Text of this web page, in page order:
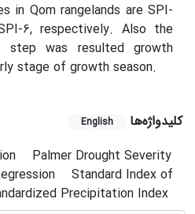
in Qom rangelands are SPI-
6, respectively. Also the
step was resulted growth
stage of growth season.
کلیدواژه‌ها English
Palmer Drought Severity
Standard Index of
Precipitation Index